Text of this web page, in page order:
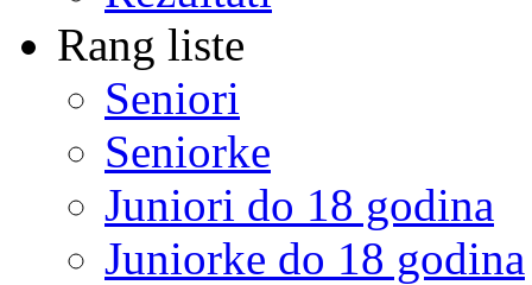
Rang liste
Seniori
Seniorke
Juniori do 18 godina
Juniorke do 18 godina